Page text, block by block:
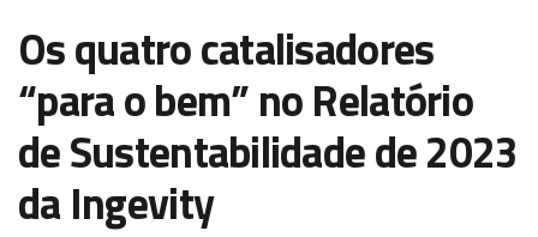
Os quatro catalisadores
“para o bem” no Relatório
de Sustentabilidade de 2023
da Ingevity